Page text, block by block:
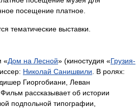
посещение платное.
тематические выставки.
«Дом на Лесной» (киностудия «Грузия-
Николай Санишвили . В ролях:
Гиоргобиани, Леван
рассказывает об истории
подпольной типографии,